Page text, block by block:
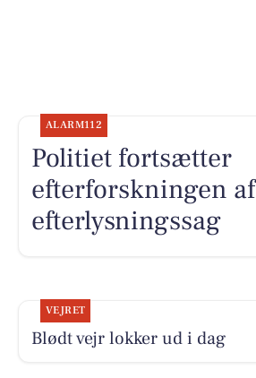
ALARM112
Politiet fortsætter
efterforskningen af
efterlysningssag
VEJRET
Blødt vejr lokker ud i dag